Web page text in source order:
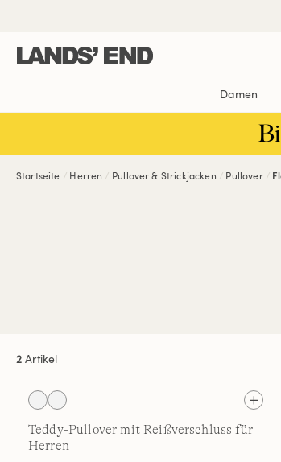
Inhalt
Navigation
Suche
Damen
Startseite Herren Pullover & Strickjacken Pullover
2 Artikel
Teddy-Pullover mit Reißverschluss für
Herren